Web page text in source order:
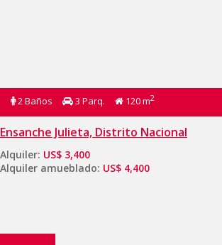
2 Baños 3 Parq. 120 m2
Ensanche Julieta, Distrito Nacional
Alquiler: US$ 3,400
Alquiler amueblado: US$ 4,400